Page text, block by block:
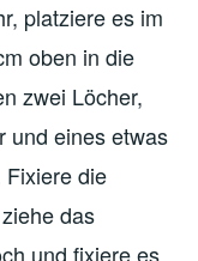
platziere es im
oben in die
zwei Löcher,
und eines etwas
die
das
und fixiere es